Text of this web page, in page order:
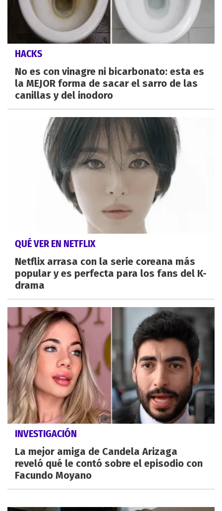
HACKS
No es con vinagre ni bicarbonato: esta es
la MEJOR forma de sacar el sarro de las
canillas y del inodoro
QUÉ VER EN NETFLIX
Netflix arrasa con la serie coreana más
popular y es perfecta para los fans del K-
drama
INVESTIGACIÓN
La mejor amiga de Candela Arizaga
reveló qué le contó sobre el episodio con
Facundo Moyano